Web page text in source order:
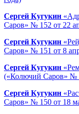
Сергей Кугукин
Саров» № 152 от 22
Сергей Кугукин
Саров» № 151 от 8
Сергей Кугукин
(«Колючий Саров» №
Сергей Кугукин
Саров» № 150 от 18